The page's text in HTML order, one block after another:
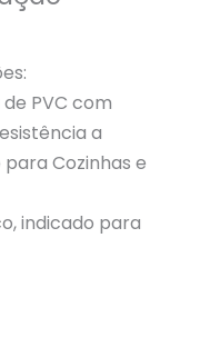
PVC com
a
Cozinhas e
indicado para